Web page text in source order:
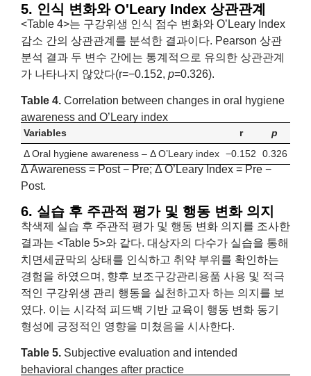
5. 인식 변화와 O'Leary Index 상관관계
<Table 4>는 구강위생 인식 점수 변화와 O’Leary Index
감소 간의 상관관계를 분석한 결과이다. Pearson 상관
분석 결과 두 변수 간에는 통계적으로 유의한 상관관계
가 나타나지 않았다(r=−0.152, p=0.326).
Table 4. Correlation between changes in oral hygiene
awareness and O’Leary index
Variables r
p
Δ Oral hygiene awareness – Δ O’Leary index −0.152 0.326
Δ Awareness = Post − Pre; Δ O’Leary Index = Pre −
Post.
6. 실습 후 주관적 평가 및 행동 변화 의지
착색제 실습 후 주관적 평가 및 행동 변화 의지를 조사한
결과는 <Table 5>와 같다. 대상자의 다수가 실습을 통해
치면세균막의 상태를 인식하고 취약 부위를 확인하는
경험을 하였으며, 향후 보조구강관리용품 사용 및 적극
적인 구강위생 관리 행동을 실천하고자 하는 의지를 보
였다. 이는 시각적 피드백 기반 교육이 행동 변화 동기
형성에 긍정적인 영향을 미쳤음을 시사한다.
Table 5. Subjective evaluation and intended
behavioral changes after practice